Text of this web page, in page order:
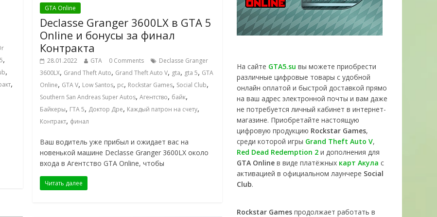
,
,
,
GTA Online
Declasse Granger 3600LX в GTA 5
Online и бонусы за финал
Контракта
28.01.2022 GTA 0 Comments
Declasse Granger
3600LX, Grand Theft Auto, Grand Theft Auto V, gta, gta 5, GTA
Online, GTA V, Low Santos, pc, Rockstar Games, Social Club,
Southern San Andreas Super Autos,Агентство, байк,
Байкеры, ГТА 5, Доктор Дре, Каждый патрон на счету,
Контракт, финал
Ваш водитель уже прибыл и ожидает вас на
новенькой машине Declasse Granger 3600LX около
входа в Агентство GTA Online, чтобы
Читать далее
На сайте GTA5.su вы можете приобрести
различные цифровые товары с удобной
онлайн оплатой и быстрой доставкой прямо
на ваш адрес электронной почты и вам даже
не потребуется личный кабинет в интернет-
магазине. Приобретайте настоящую
цифровую продукцию Rockstar Games,
среди которой игры Grand Theft Auto V,
Red Dead Redemption 2 и дополнения для
GTA Online в виде платёжных карт Акула с
активацией в официальном лаунчере Social
Club.
Rockstar Games продолжает работать в